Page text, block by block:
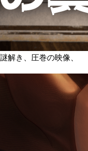
解き、圧巻の映像、